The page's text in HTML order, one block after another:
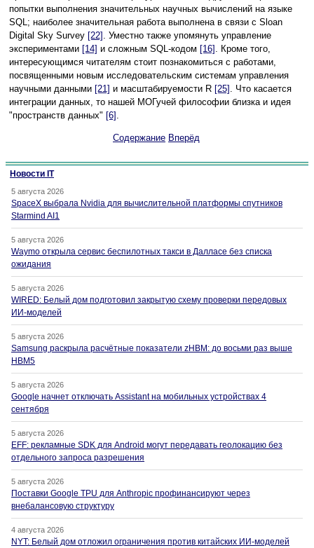
попытки выполнения значительных научных вычислений на языке
SQL; наиболее значительная работа выполнена в связи с Sloan
Digital Sky Survey [22] . Уместно также упомянуть управление
экспериментами [14] и сложным SQL-кодом [16] . Кроме того,
интересующимся читателям стоит познакомиться с работами,
посвященными новым исследовательским системам управления
научными данными [21] и масштабируемости R [25] . Что касается
интеграции данных, то нашей МОГучей философии близка и идея
"пространств данных" [6] .
Содержание Вперёд
Новости IT
5 августа 2026
SpaceX выбрала Nvidia для вычислительной платформы спутников
Starmind AI1
5 августа 2026
Waymo открыла сервис беспилотных такси в Далласе без списка
ожидания
5 августа 2026
WIRED: Белый дом подготовил закрытую схему проверки передовых
ИИ-моделей
5 августа 2026
Samsung раскрыла расчётные показатели zHBM: до восьми раз выше
HBM5
5 августа 2026
Google начнет отключать Assistant на мобильных устройствах 4
сентября
5 августа 2026
EFF: рекламные SDK для Android могут передавать геолокацию без
отдельного запроса разрешения
5 августа 2026
Поставки Google TPU для Anthropic профинансируют через
внебалансовую структуру
4 августа 2026
NYT: Белый дом отложил ограничения против китайских ИИ-моделей